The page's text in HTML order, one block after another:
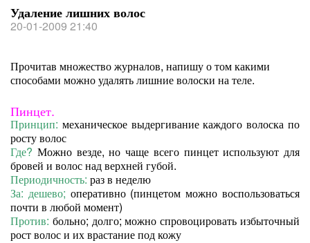
Удаление лишних волос
20-01-2009 21:40
Прочитав множество журналов, напишу о том какими
способами можно удалять лишние волоски на теле.
Пинцет.
Принцип: механическое выдергивание каждого волоска по
росту волос
Где? Можно везде, но чаще всего пинцет используют для
бровей и волос над верхней губой.
Периодичность: раз в неделю
За: дешево; оперативно (пинцетом можно воспользоваться
почти в любой момент)
Против: больно; долго; можно спровоцировать избыточный
рост волос и их врастание под кожу